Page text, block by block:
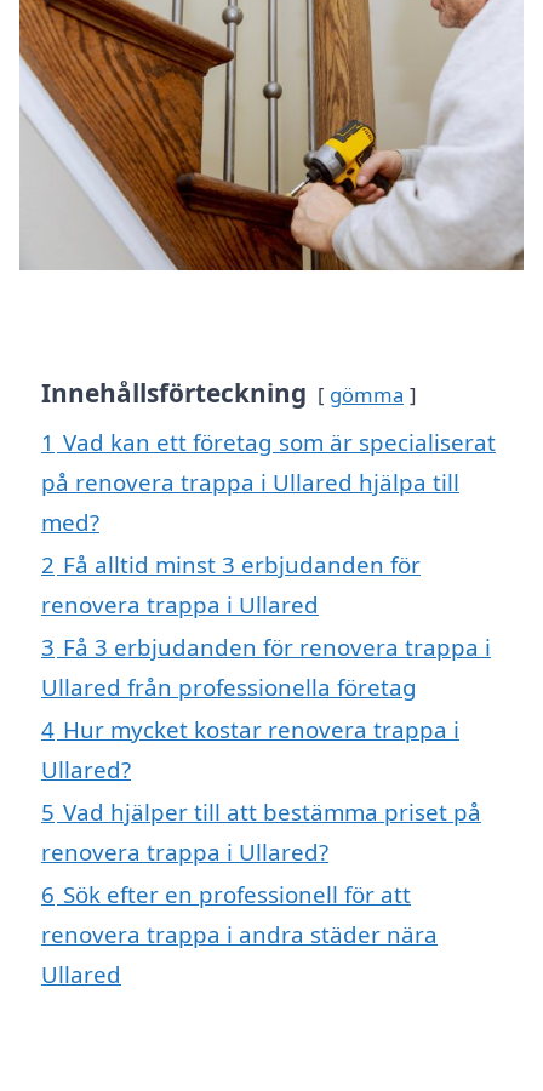
Innehållsförteckning gömma
1 Vad kan ett företag som är specialiserat
på renovera trappa i Ullared hjälpa till
med?
2 Få alltid minst 3 erbjudanden för
renovera trappa i Ullared
3 Få 3 erbjudanden för renovera trappa i
Ullared från professionella företag
4 Hur mycket kostar renovera trappa i
Ullared?
5 Vad hjälper till att bestämma priset på
renovera trappa i Ullared?
6 Sök efter en professionell för att
renovera trappa i andra städer nära
Ullared